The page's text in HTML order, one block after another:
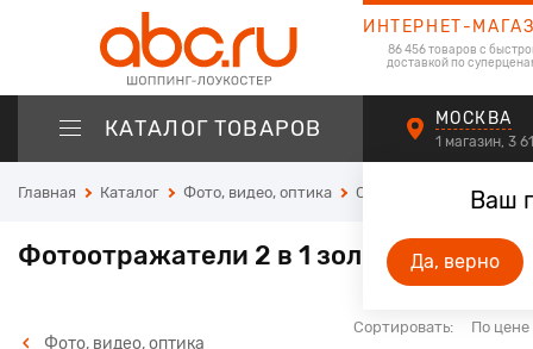
ИНТЕРНЕТ-
86 456 товаров с
доставкой по
КАТАЛОГ ТОВАРОВ
Ваш
Да, верно
МОСКВА
1 магазин, 3
Главная Каталог Фото, видео, оптика Студийное
Фотоотражатели 2 в 1 золотые, 60 см
Фото, видео, оптика
Сортировать: По цене